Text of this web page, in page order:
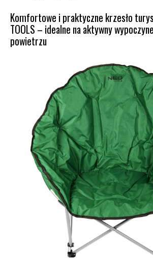
Komfortowe i praktyczne krzesło
TOOLS – idealne na aktywny
powietrzu